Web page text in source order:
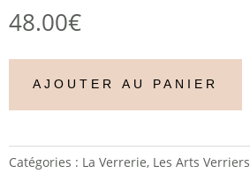
48.00€
AJOUTER AU PANIER
Catégories : La Verrerie, Les Arts Verriers